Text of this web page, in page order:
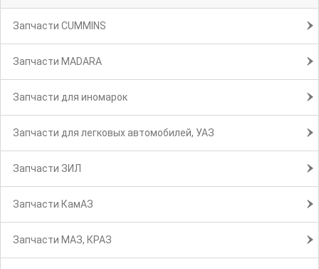
Запчасти CUMMINS
Запчасти MADARA
Запчасти для иномарок
Запчасти для легковых автомобилей, УАЗ
Запчасти ЗИЛ
Запчасти КамАЗ
Запчасти МАЗ, КРАЗ